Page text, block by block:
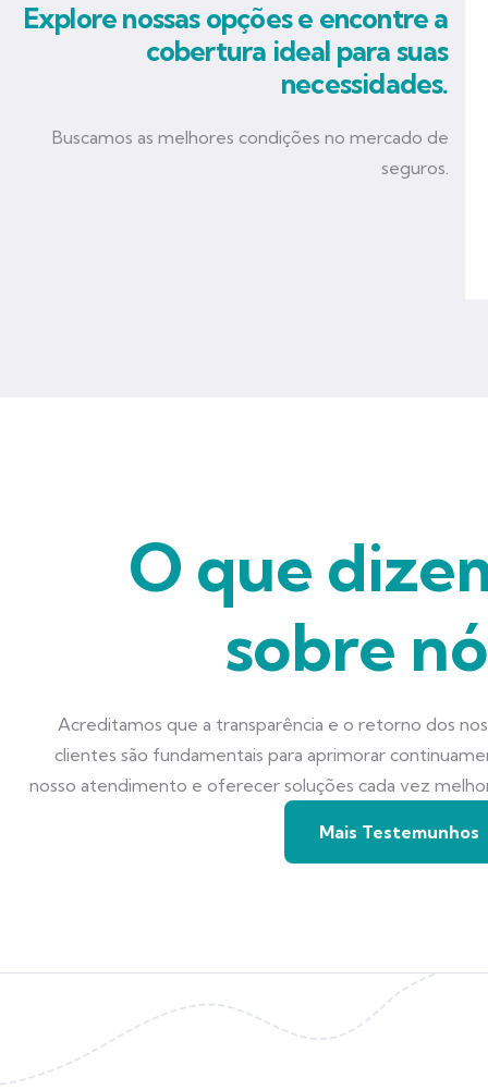
Explore nossas opções e encontre a
cobertura ideal para suas
necessidades.
Buscamos as melhores condições no mercado de
seguros.
O que
sobre
Acreditamos que a transparência e o retorno dos
clientes são fundamentais para aprimorar
nosso atendimento e oferecer soluções cada vez
Mais Testemunhos